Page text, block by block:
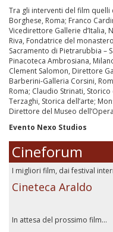
Tra gli interventi del film quelli
Borghese, Roma; Franco
Vicedirettore Gallerie d’Italia,
Riva, Fondatrice del
Sacramento di Pietrarubbia –
Pinacoteca Ambrosiana,
Clement Salomon, Direttore
Barberini-Galleria Corsini,
Roma; Claudio Strinati,
Terzaghi, Storica dell’arte;
Direttore del Museo
Evento Nexo Studios
Cineforum
I migliori film, dai festival
Cineteca Araldo
In attesa del prossimo film...